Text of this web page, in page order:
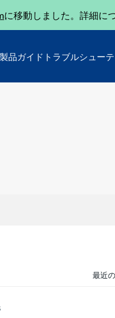
に移動しました。詳細に
製品ガイド トラブルシュー
最近